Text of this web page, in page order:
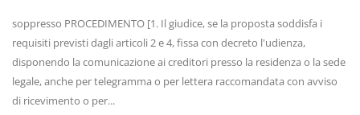
soppresso PROCEDIMENTO [1. Il giudice, se la proposta soddisfa i
requisiti previsti dagli articoli 2 e 4, fissa con decreto l'udienza,
disponendo la comunicazione ai creditori presso la residenza o la sede
legale, anche per telegramma o per lettera raccomandata con avviso
di ricevimento o per...